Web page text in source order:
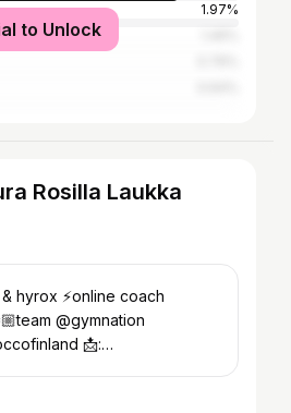
1.97%
to Unlock
Rosilla Laukka
& hyrox ⚡️online coach
@gymnation
📩: